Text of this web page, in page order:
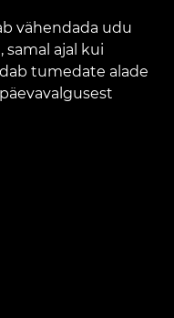
vähendada udu
ajal kui
tumedate alade